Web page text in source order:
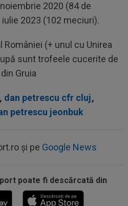
2020 (84 de
2023 (102 meciuri).
(+ unul cu Unirea
sunt trofeele cucerite de
Gruia
, dan petrescu cfr cluj,
petrescu jeonbuk
și pe Google News
poate fi descărcată din
Rapidului a spus ce
după ce atacantul...